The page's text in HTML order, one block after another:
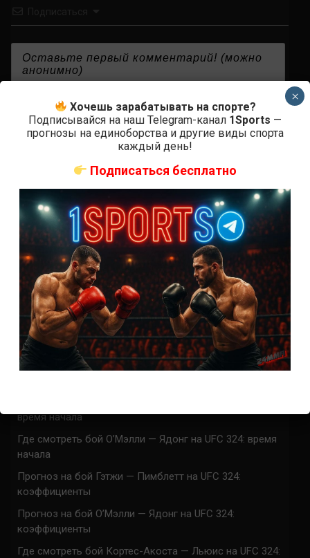
СВЕЖИЕ ЗАПИСИ
ACA 200 прямая трансляция
Марафон боев UFC 325 прямая трансляция
UFC 324 прямая трансляция
время начала
Где смотреть бой О’Мэлли — Ядонг на UFC 324: время
начала
Прогноз на бой Гэтжи — Пимблетт на UFC 324:
коэффициенты
Прогноз на бой О’Мэлли — Ядонг на UFC 324:
коэффициенты
Где смотреть бой Кортес-Акоста — Льюис на UFC 324:
Хочешь зарабатывать на спорте?
Подписывайся на наш Telegram-канал 1Sports —
прогнозы на единоборства и другие виды спорта
каждый день!
Подписаться бесплатно
×